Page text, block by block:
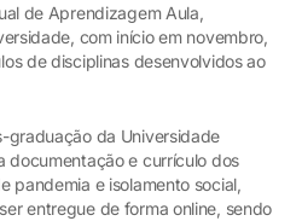
de Aprendizagem Aula,
com início em novembro,
de disciplinas desenvolvidos ao
graduação da Universidade
documentação e currículo dos
pandemia e isolamento social,
entregue de forma online, sendo